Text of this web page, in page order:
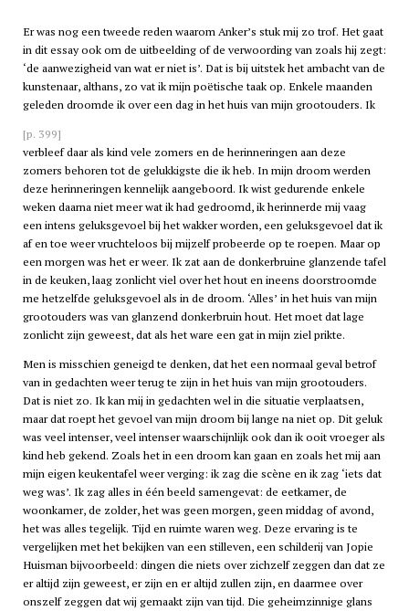
Er was nog een tweede reden waarom Anker’s stuk mij zo trof. Het gaat
in dit essay ook om de uitbeelding of de verwoording van zoals hij zegt:
‘de aanwezigheid van wat er niet is’. Dat is bij uitstek het ambacht van de
kunstenaar, althans, zo vat ik mijn poëtische taak op. Enkele maanden
geleden droomde ik over een dag in het huis van mijn grootouders. Ik
[p. 399]
verbleef daar als kind vele zomers en de herinneringen aan deze
zomers behoren tot de gelukkigste die ik heb. In mijn droom werden
deze herinneringen kennelijk aangeboord. Ik wist gedurende enkele
weken daarna niet meer wat ik had gedroomd, ik herinnerde mij vaag
een intens geluksgevoel bij het wakker worden, een geluksgevoel dat ik
af en toe weer vruchteloos bij mijzelf probeerde op te roepen. Maar op
een morgen was het er weer. Ik zat aan de donkerbruine glanzende tafel
in de keuken, laag zonlicht viel over het hout en ineens doorstroomde
me hetzelfde geluksgevoel als in de droom. ‘Alles’ in het huis van mijn
grootouders was van glanzend donkerbruin hout. Het moet dat lage
zonlicht zijn geweest, dat als het ware een gat in mijn ziel prikte.
Men is misschien geneigd te denken, dat het een normaal geval betrof
van in gedachten weer terug te zijn in het huis van mijn grootouders.
Dat is niet zo. Ik kan mij in gedachten wel in die situatie verplaatsen,
maar dat roept het gevoel van mijn droom bij lange na niet op. Dit geluk
was veel intenser, veel intenser waarschijnlijk ook dan ik ooit vroeger als
kind heb gekend. Zoals het in een droom kan gaan en zoals het mij aan
mijn eigen keukentafel weer verging: ik zag die scène en ik zag ‘iets dat
weg was’. Ik zag alles in één beeld samengevat: de eetkamer, de
woonkamer, de zolder, het was geen morgen, geen middag of avond,
het was alles tegelijk. Tijd en ruimte waren weg. Deze ervaring is te
vergelijken met het bekijken van een stilleven, een schilderij van Jopie
Huisman bijvoorbeeld: dingen die niets over zichzelf zeggen dan dat ze
er altijd zijn geweest, er zijn en er altijd zullen zijn, en daarmee over
onszelf zeggen dat wij gemaakt zijn van tijd. Die geheimzinnige glans